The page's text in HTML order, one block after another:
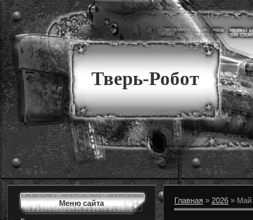
Тверь-Робот
Меню сайта Главная » 2026 » Май